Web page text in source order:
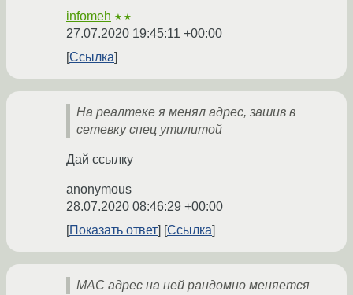
infomeh ★★
27.07.2020 19:45:11 +00:00
Ссылка
На реалтеке я менял адрес, зашив в
сетевку спец утилитой
Дай ссылку
anonymous
28.07.2020 08:46:29 +00:00
Показать ответ
Ссылка
MAC адрес на ней рандомно меняется